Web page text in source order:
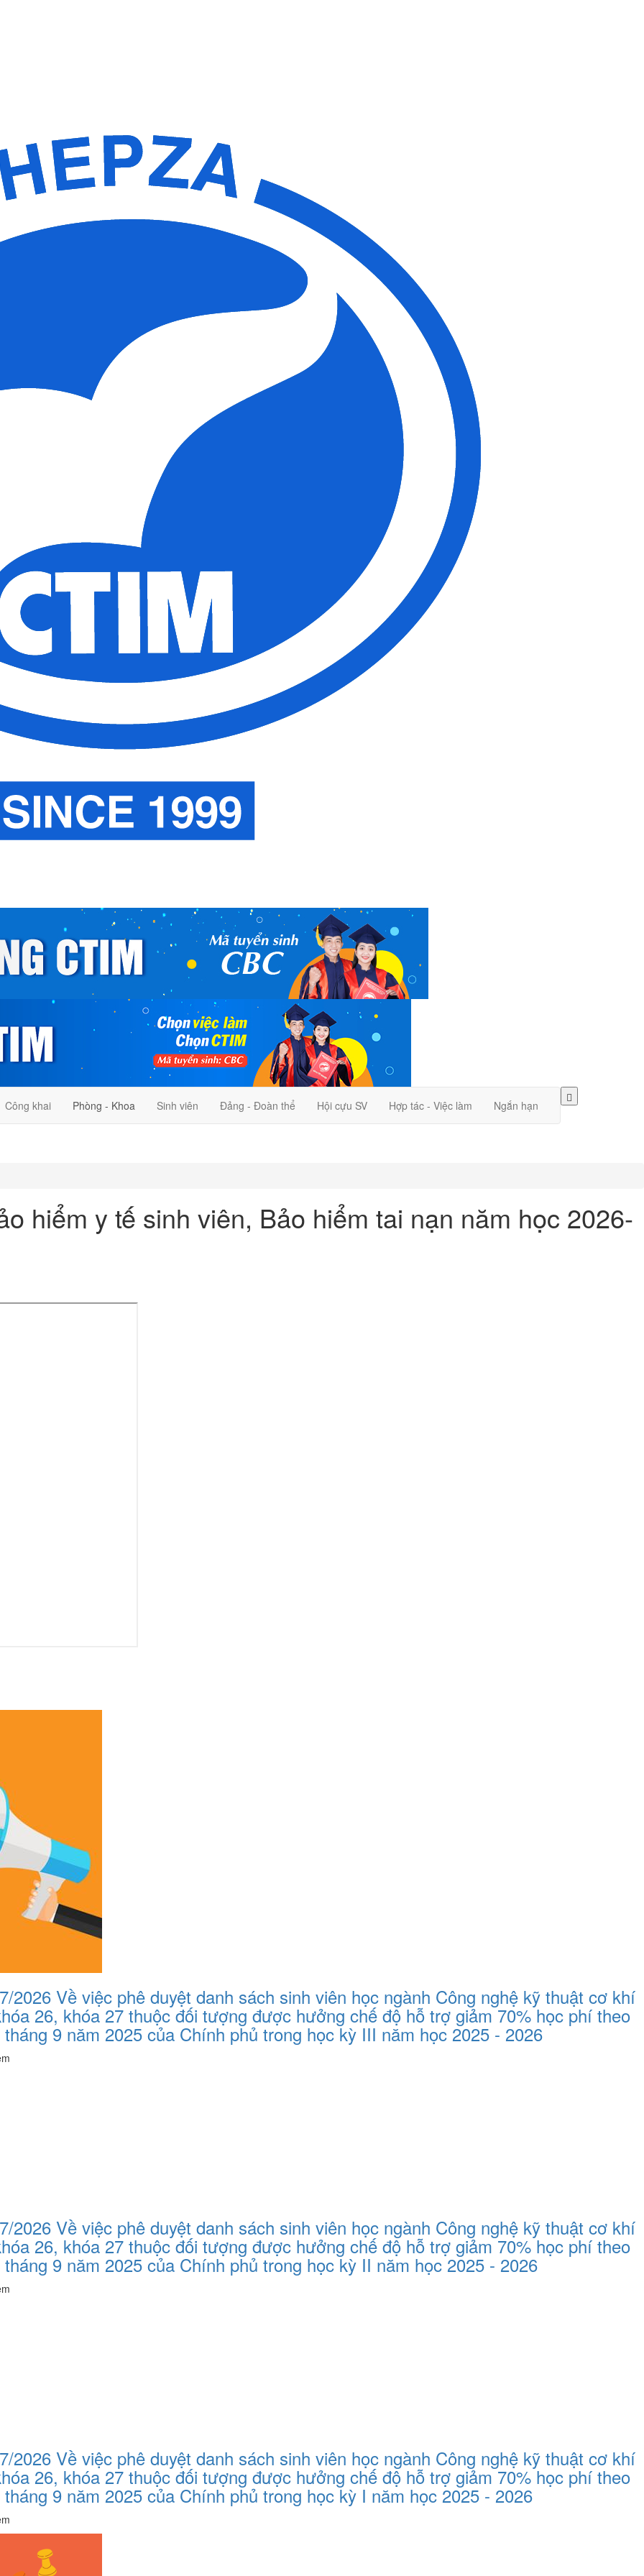
Công khai Phòng - Khoa Sinh viên Đảng - Đoàn thể Hội cựu SV Hợp tác - Việc làm Ngắn hạn
hiểm y tế sinh viên, Bảo hiểm tai nạn năm học 2026-
Về việc phê duyệt danh sách sinh viên học ngành Công nghệ kỹ thuật cơ khí
26, khóa 27 thuộc đối tượng được hưởng chế độ hỗ trợ giảm 70% học phí theo
9 năm 2025 của Chính phủ trong học kỳ III năm học 2025 - 2026
Về việc phê duyệt danh sách sinh viên học ngành Công nghệ kỹ thuật cơ khí
26, khóa 27 thuộc đối tượng được hưởng chế độ hỗ trợ giảm 70% học phí theo
9 năm 2025 của Chính phủ trong học kỳ II năm học 2025 - 2026
Về việc phê duyệt danh sách sinh viên học ngành Công nghệ kỹ thuật cơ khí
26, khóa 27 thuộc đối tượng được hưởng chế độ hỗ trợ giảm 70% học phí theo
9 năm 2025 của Chính phủ trong học kỳ I năm học 2025 - 2026